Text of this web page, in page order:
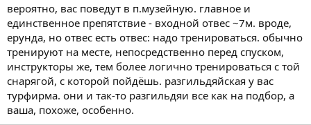
вероятно, вас поведут в п.музейную. главное и
единственное препятствие - входной отвес ~7м. вроде,
ерунда, но отвес есть отвес: надо тренироваться. обычно
тренируют на месте, непосредственно перед спуском,
инструкторы же, тем более логично тренироваться с той
снарягой, с которой пойдёшь. разгильдяйская у вас
турфирма. они и так-то разгильдяи все как на подбор, а
ваша, похоже, особенно.